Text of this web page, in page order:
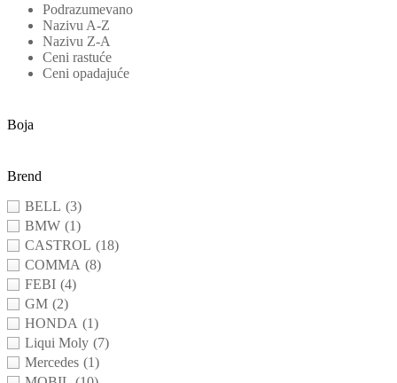
Podrazumevano
Nazivu A-Z
Nazivu Z-A
Ceni rastuće
Ceni opadajuće
Boja
Brend
BELL (3)
BMW (1)
CASTROL (18)
COMMA (8)
FEBI (4)
GM (2)
HONDA (1)
Liqui Moly (7)
Mercedes (1)